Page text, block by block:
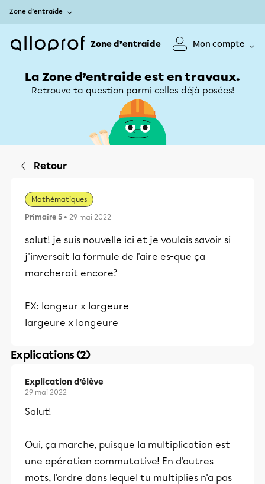
Zone d’entraide
Zone d’entraide Mon compte
La Zone d’entraide est en travaux.
Retrouve ta question parmi celles déjà posées!
Retour
Mathématiques
Primaire 5 • 29 mai 2022
salut! je suis nouvelle ici et je voulais savoir si
j'inversait la formule de l'aire es-que ça
marcherait encore?
EX: longeur x largeure
largeure x longeure
Explications (2)
Explication d’élève
29 mai 2022
Salut!
Oui, ça marche, puisque la multiplication est
une opération commutative! En d'autres
mots, l'ordre dans lequel tu multiplies n'a pas